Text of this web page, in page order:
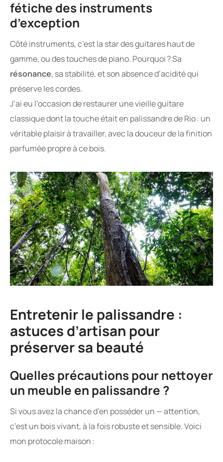
fétiche des instruments
d’exception
Côté instruments, c’est la star des guitares haut de
gamme, ou des touches de piano. Pourquoi ? Sa
résonance, sa stabilité, et son absence d’acidité qui
préserve les cordes.
J’ai eu l’occasion de restaurer une vieille guitare
classique dont la touche était en palissandre de Rio : un
véritable plaisir à travailler, avec la douceur de la finition
parfumée propre à ce bois.
Entretenir le palissandre :
astuces d’artisan pour
préserver sa beauté
Quelles précautions pour nettoyer
un meuble en palissandre ?
Si vous avez la chance d’en posséder un — attention,
c’est un bois vivant, à la fois robuste et sensible. Voici
mon protocole maison :